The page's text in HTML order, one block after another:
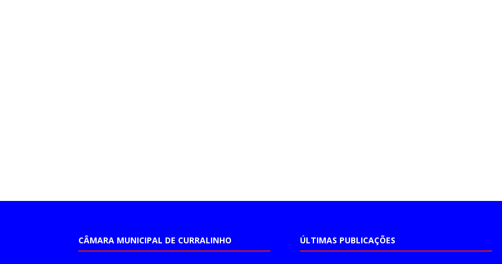
CÂMARA MUNICIPAL DE CURRALINHO ÚLTIMAS PUBLICAÇÕES